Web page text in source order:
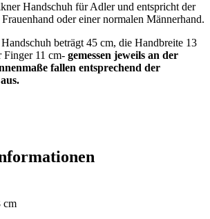
Handschuh für Adler und entspricht der
oder einer normalen Männerhand.
beträgt 45 cm, die Handbreite 13
Finger 11 cm- gemessen jeweils an der
fallen entsprechend der
cm